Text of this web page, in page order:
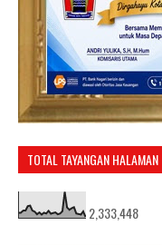
TOTAL TAYANGAN HALAMAN
2,333,448